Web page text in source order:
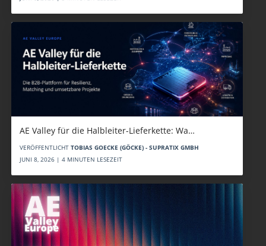
AE Valley für die Halbleiter-Lieferkette: Wa…
VERÖFFENTLICHT TOBIAS GOECKE (GÖCKE) - SUPRATIX GMBH
JUNI 8, 2026 | 4 MINUTEN LESEZEIT